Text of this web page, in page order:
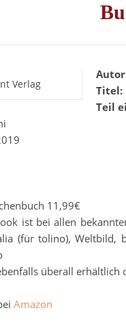
Verlag
Titel:
Teil
11,99€
ist bei allen
(für tolino), Weltbild,
überall erhältlich
Amazon